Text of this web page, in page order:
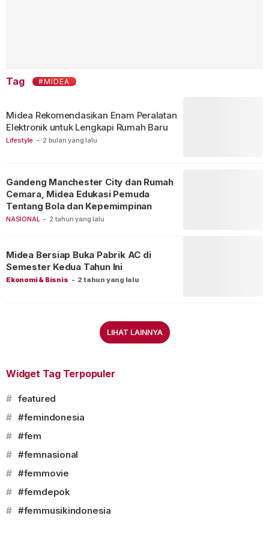
Tag #MIDEA
Lifestyle - 2 bulan yang lalu
Midea Rekomendasikan Enam Peralatan
Elektronik untuk Lengkapi Rumah Baru
NASIONAL - 2 tahun yang lalu
Gandeng Manchester City dan Rumah
Cemara, Midea Edukasi Pemuda
Tentang Bola dan Kepemimpinan
Ekonomi & Bisnis - 2 tahun yang lalu
Midea Bersiap Buka Pabrik AC di
Semester Kedua Tahun Ini
LIHAT LAINNYA
Widget Tag Terpopuler
# featured
# #femindonesia
# #fem
# #femnasional
# #femmovie
# #femdepok
# #femmusikindonesia